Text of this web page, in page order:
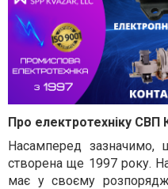
Про електротехніку СВП
Насамперед зазначимо,
створена ще 1997 року.
має у своєму